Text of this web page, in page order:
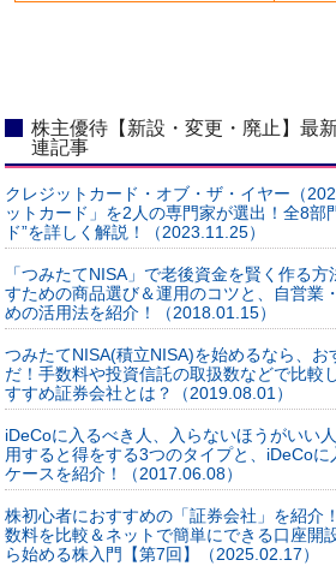
株主優待【新設・変更・廃止】最
連記事
クレジットカード・オブ・ザ・イヤー（
ットカード」を2人の専門家が選出！全8部
ド”を詳しく解説！（2023.11.25）
「つみたてNISA」で老後資金を賢く作る
すための商品選び＆運用のコツと、自営業
めの活用法を紹介！（2018.01.15）
つみたてNISA(積立NISA)を始めるなら、お
だ！手数料や投資信託の取扱数などで比較
すすめ証券会社とは？（2019.08.01）
iDeCoに入るべき人、入らないほうがいい
用すると得をする3つのタイプと、iDeCo
ケースを紹介！（2017.06.08）
株初心者におすすめの「証券会社」を紹介
数料を比較＆ネットで簡単にできる口座
ら始める株入門【第7回】（2025.02.17）